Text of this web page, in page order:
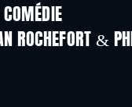
ROCHEFORT &